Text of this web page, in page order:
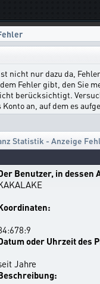
nicht nur dazu da,
Fehler gibt, den Sie
berücksichtigt.
an, auf dem es
Statistik - Anzeige
Benutzer, in dessen
oder Uhrzeit des
Jahre